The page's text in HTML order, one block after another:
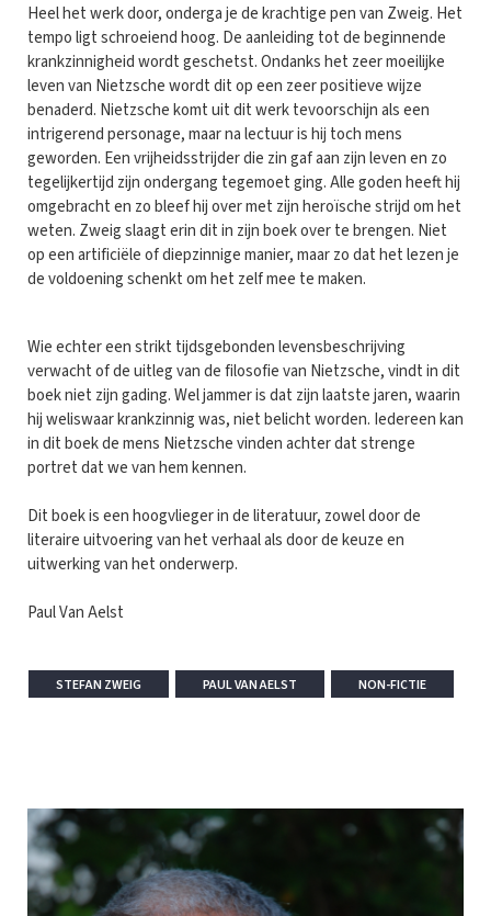
Heel het werk door, onderga je de krachtige pen van Zweig. Het
tempo ligt schroeiend hoog. De aanleiding tot de beginnende
krankzinnigheid wordt geschetst. Ondanks het zeer moeilijke
leven van Nietzsche wordt dit op een zeer positieve wijze
benaderd. Nietzsche komt uit dit werk tevoorschijn als een
intrigerend personage, maar na lectuur is hij toch mens
geworden. Een vrijheidsstrijder die zin gaf aan zijn leven en zo
tegelijkertijd zijn ondergang tegemoet ging. Alle goden heeft hij
omgebracht en zo bleef hij over met zijn heroïsche strijd om het
weten. Zweig slaagt erin dit in zijn boek over te brengen. Niet
op een artificiële of diepzinnige manier, maar zo dat het lezen je
de voldoening schenkt om het zelf mee te maken.
Wie echter een strikt tijdsgebonden levensbeschrijving
verwacht of de uitleg van de filosofie van Nietzsche, vindt in dit
boek niet zijn gading. Wel jammer is dat zijn laatste jaren, waarin
hij weliswaar krankzinnig was, niet belicht worden. Iedereen kan
in dit boek de mens Nietzsche vinden achter dat strenge
portret dat we van hem kennen.
Dit boek is een hoogvlieger in de literatuur, zowel door de
literaire uitvoering van het verhaal als door de keuze en
uitwerking van het onderwerp.
Paul Van Aelst
STEFAN ZWEIG PAUL VAN AELST NON-FICTIE